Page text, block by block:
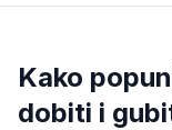
Kako
dobiti i